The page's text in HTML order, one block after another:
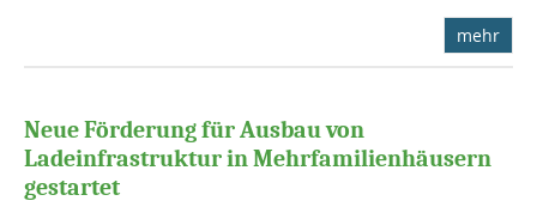
mehr
Neue Förderung für Ausbau von
Ladeinfrastruktur in Mehrfamilienhäusern
gestartet